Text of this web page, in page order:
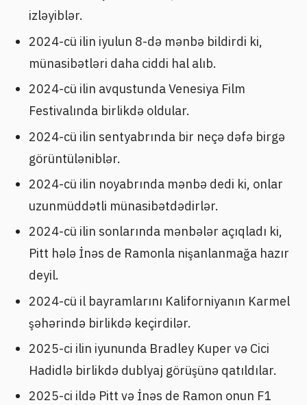
izləyiblər.
2024-cü ilin iyulun 8-də mənbə bildirdi ki,
münasibətləri daha ciddi hal alıb.
2024-cü ilin avqustunda Venesiya Film
Festivalında birlikdə oldular.
2024-cü ilin sentyabrında bir neçə dəfə birgə
görüntüləniblər.
2024-cü ilin noyabrında mənbə dedi ki, onlar
uzunmüddətli münasibətdədirlər.
2024-cü ilin sonlarında mənbələr açıqladı ki,
Pitt hələ İnəs de Ramonla nişanlanmağa hazır
deyil.
2024-cü il bayramlarını Kaliforniyanın Karmel
şəhərində birlikdə keçirdilər.
2025-ci ilin iyununda Bradley Kuper və Cici
Hadidlə birlikdə dublyaj görüşünə qatıldılar.
2025-ci ildə Pitt və İnəs de Ramon onun F1